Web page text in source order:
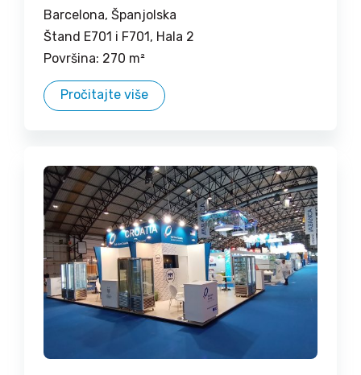
Barcelona, Španjolska
Štand E701 i F701, Hala 2
Površina: 270 m²
Pročitajte više